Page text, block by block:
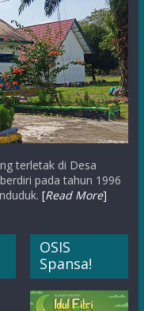
terletak di Desa
pada tahun 1996
[Read More]
OSIS
Spansa!